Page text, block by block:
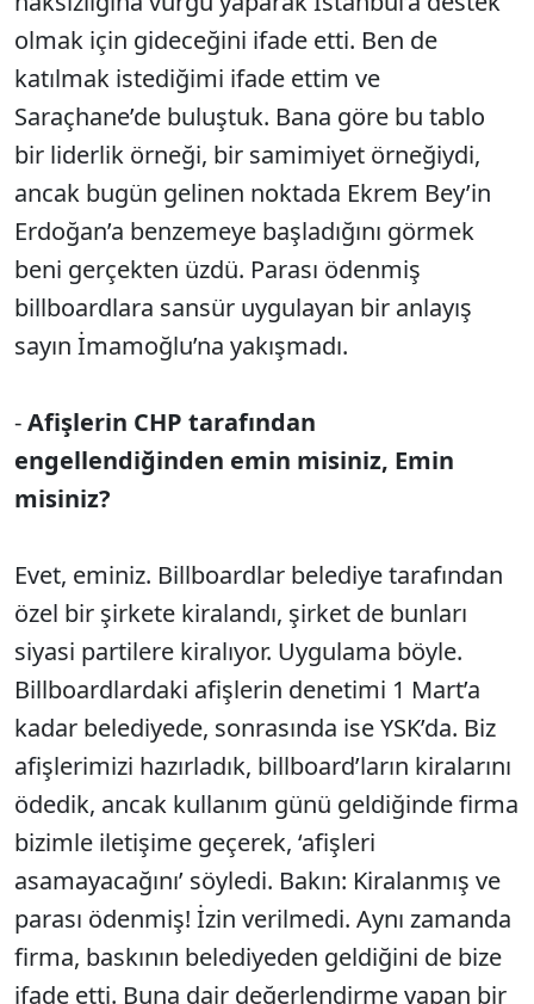
olmak için gideceğini ifade etti. Ben de
katılmak istediğimi ifade ettim ve
Saraçhane’de buluştuk. Bana göre bu tablo
bir liderlik örneği, bir samimiyet örneğiydi,
ancak bugün gelinen noktada Ekrem Bey’in
Erdoğan’a benzemeye başladığını görmek
beni gerçekten üzdü. Parası ödenmiş
billboardlara sansür uygulayan bir anlayış
sayın İmamoğlu’na yakışmadı.
-Afişlerin CHP tarafından
engellendiğinden emin misiniz, Emin
misiniz?
Evet, eminiz. Billboardlar belediye tarafından
özel bir şirkete kiralandı, şirket de bunları
siyasi partilere kiralıyor. Uygulama böyle.
Billboardlardaki afişlerin denetimi 1 Mart’a
kadar belediyede, sonrasında ise YSK’da. Biz
afişlerimizi hazırladık, billboard’ların kiralarını
ödedik, ancak kullanım günü geldiğinde firma
bizimle iletişime geçerek, ‘afişleri
asamayacağını’ söyledi. Bakın: Kiralanmış ve
parası ödenmiş! İzin verilmedi. Aynı zamanda
firma, baskının belediyeden geldiğini de bize
ifade etti. Buna dair değerlendirme yapan bir